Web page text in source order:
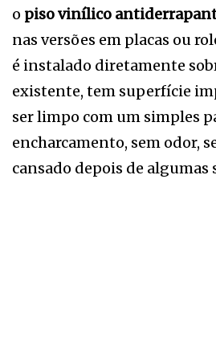
o piso vinílico
nas versões em placas ou
é instalado diretamente
existente, tem superfície
ser limpo com um simples
encharcamento, sem odor,
cansado depois de algumas